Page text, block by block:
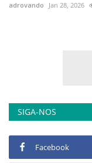
adrovando Jan 28, 2026
SIGA-NOS
Facebook